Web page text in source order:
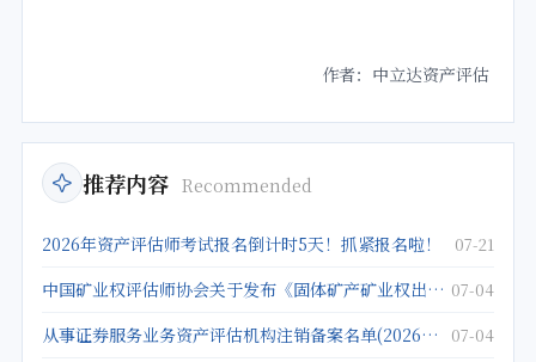
作者：中立达资产评估
推荐内容 Recommended
2026年资产评估师考试报名倒计时5天！抓紧报名啦！ 07-21
中国矿业权评估师协会关于发布《固体矿产矿业权出让底价评估应用指南》的公告 07-04
从事证券服务业务资产评估机构注销备案名单(2026年5月25日) 07-04